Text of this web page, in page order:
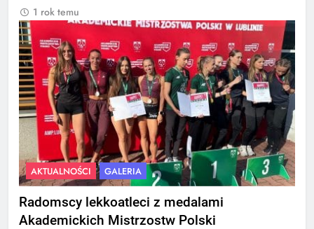
1 rok temu
AKTUALNOŚCI GALERIA
Radomscy lekkoatleci z medalami
Akademickich Mistrzostw Polski